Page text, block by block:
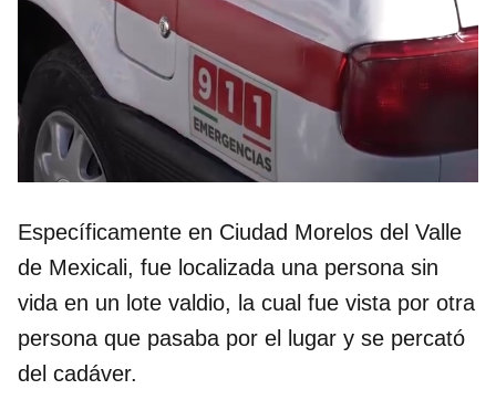
Específicamente en Ciudad Morelos del Valle
de Mexicali, fue localizada una persona sin
vida en un lote valdio, la cual fue vista por otra
persona que pasaba por el lugar y se percató
del cadáver.